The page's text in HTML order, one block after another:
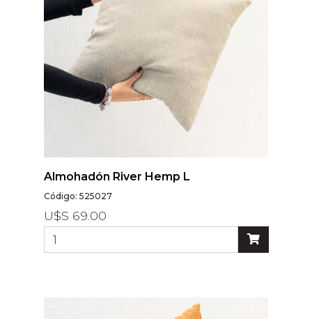
Almohadón River Hemp L
Código: 525027
U$S 69.00